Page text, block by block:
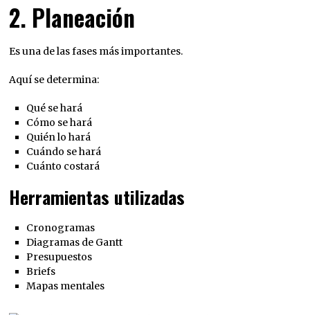
2. Planeación
Es una de las fases más importantes.
Aquí se determina:
Qué se hará
Cómo se hará
Quién lo hará
Cuándo se hará
Cuánto costará
Herramientas utilizadas
Cronogramas
Diagramas de Gantt
Presupuestos
Briefs
Mapas mentales